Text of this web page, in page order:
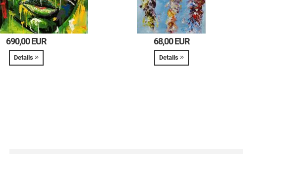
690,00 EUR
Details
68,00 EUR
Details